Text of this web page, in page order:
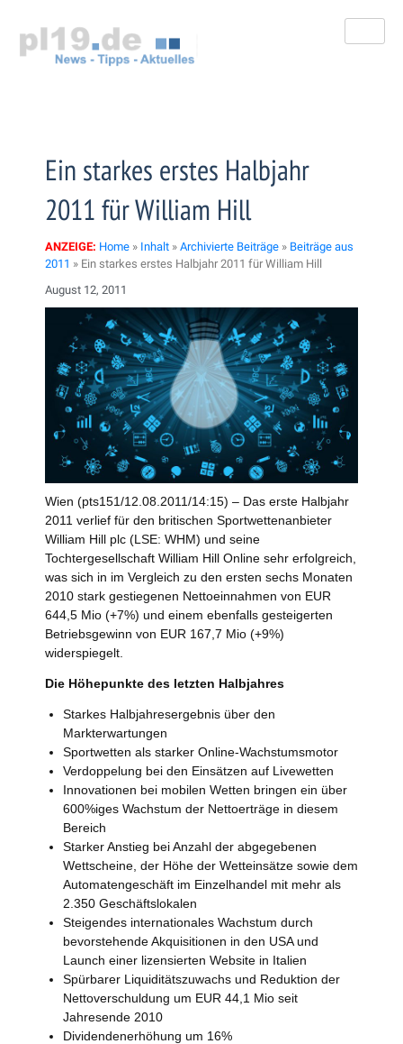
springen
Ein starkes erstes Halbjahr
2011 für William Hill
ANZEIGE: Home » Inhalt » Archivierte Beiträge » Beiträge aus
2011 » Ein starkes erstes Halbjahr 2011 für William Hill
August 12, 2011
Wien (pts151/12.08.2011/14:15) – Das erste Halbjahr
2011 verlief für den britischen Sportwettenanbieter
William Hill plc (LSE: WHM) und seine
Tochtergesellschaft William Hill Online sehr erfolgreich,
was sich in im Vergleich zu den ersten sechs Monaten
2010 stark gestiegenen Nettoeinnahmen von EUR
644,5 Mio (+7%) und einem ebenfalls gesteigerten
Betriebsgewinn von EUR 167,7 Mio (+9%)
widerspiegelt.
Die Höhepunkte des letzten Halbjahres
Starkes Halbjahresergebnis über den
Markterwartungen
Sportwetten als starker Online-Wachstumsmotor
Verdoppelung bei den Einsätzen auf Livewetten
Innovationen bei mobilen Wetten bringen ein über
600%iges Wachstum der Nettoerträge in diesem
Bereich
Starker Anstieg bei Anzahl der abgegebenen
Wettscheine, der Höhe der Wetteinsätze sowie dem
Automatengeschäft im Einzelhandel mit mehr als
2.350 Geschäftslokalen
Steigendes internationales Wachstum durch
bevorstehende Akquisitionen in den USA und
Launch einer lizensierten Website in Italien
Spürbarer Liquiditätszuwachs und Reduktion der
Nettoverschuldung um EUR 44,1 Mio seit
Jahresende 2010
Dividendenerhöhung um 16%